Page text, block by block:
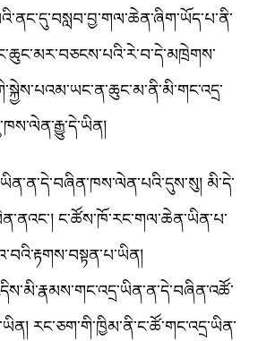
མི་དེ་
ང་ཚོས་ཁོ་རང་གལ་ཆེན་ཡིན་པ་
རང་ཅག་གི་ཁྱིམ་ནི་ང་ཚོ་གང་འདྲ་ཡིན་